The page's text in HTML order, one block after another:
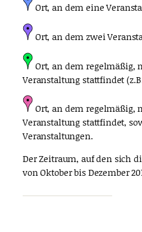
Ort, an dem eine
Ort, an dem zwei
Ort, an dem regelmäßig,
Veranstaltung stattfindet
Ort, an dem regelmäßig,
Veranstaltung stattfindet,
Veranstaltungen.
Der Zeitraum, auf den sich
von Oktober bis Dezember